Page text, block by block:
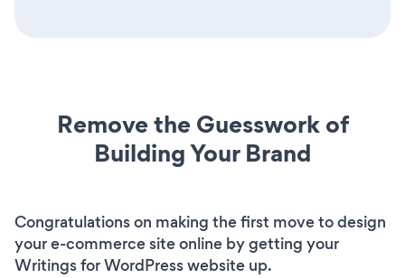
Remove the Guesswork of
Building Your Brand
Congratulations on making the first move to design
your e-commerce site online by getting your
Writings for WordPress website up.